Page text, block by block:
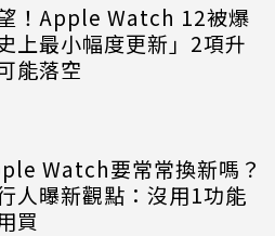
！Apple Watch 12被爆
史上最小幅度更新」2項升
能落空
Watch要常常換新嗎？
人曝新觀點：沒用1功能
買